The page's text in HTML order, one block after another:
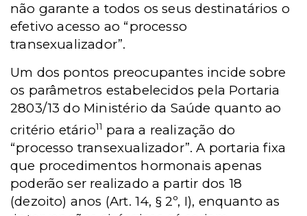
não garante a todos os seus destinatários o
efetivo acesso ao “processo
transexualizador”.
Um dos pontos preocupantes incide sobre
os parâmetros estabelecidos pela Portaria
2803/13 do Ministério da Saúde quanto ao
critério etário11 para a realização do
“processo transexualizador”. A portaria fixa
que procedimentos hormonais apenas
poderão ser realizado a partir dos 18
(dezoito) anos (Art. 14, § 2º, I), enquanto as